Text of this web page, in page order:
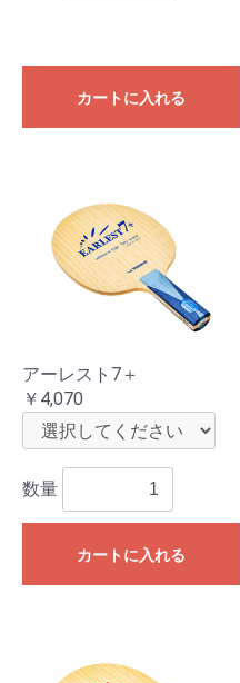
カートに入れる
アーレスト7＋
￥4,070
数量
カートに入れる